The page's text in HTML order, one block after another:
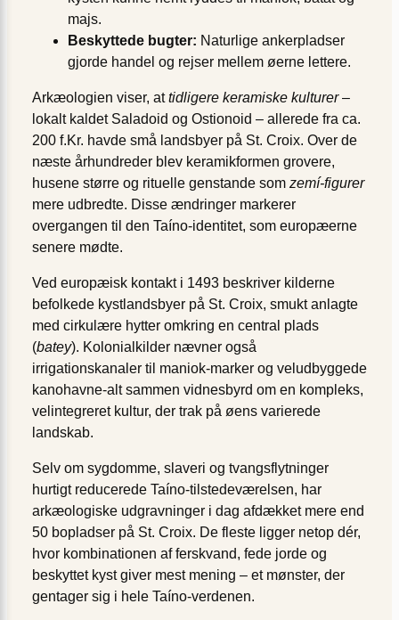
majs.
Beskyttede bugter: Naturlige ankerpladser
gjorde handel og rejser mellem øerne lettere.
Arkæologien viser, attidligere keramiske kulturer–
lokalt kaldet Saladoid og Ostionoid – allerede fra ca.
200 f.Kr. havde små landsbyer på St. Croix. Over de
næste århundreder blev keramikformen grovere,
husene større og rituelle genstande som zemí-figurer
mere udbredte. Disse ændringer markerer
overgangen til den Taíno-identitet, som europæerne
senere mødte.
Ved europæisk kontakt i 1493 beskriver kilderne
befolkede kystlandsbyer på St. Croix, smukt anlagte
med cirkulære hytter omkring en central plads
(batey). Kolonialkilder nævner også
irrigationskanaler til maniok-marker og veludbyggede
kano­havne-alt sammen vidnesbyrd om en kompleks,
velintegreret kultur, der trak på øens varierede
landskab.
Selv om sygdomme, slaveri og tvangsflytninger
hurtigt reducerede Taíno-tilstedeværelsen, har
arkæologiske udgravninger i dag afdækket mere end
50 bopladser på St. Croix. De fleste ligger netop dér,
hvor kombinationen af ferskvand, fede jorde og
beskyttet kyst giver mest mening – et mønster, der
gentager sig i hele Taíno-verdenen.